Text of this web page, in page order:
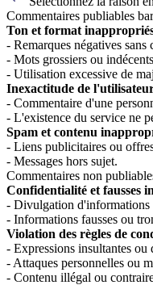
Commentaires publiables
Ton et format
- Remarques négatives
- Mots grossiers ou
- Utilisation excessive de
Inexactitude de
- Commentaire d'une
- L'existence du service ne
Spam et contenu
- Liens publicitaires ou
- Messages hors sujet.
Commentaires non
Confidentialité et fausses
- Divulgation d'informations
- Informations fausses ou
Violation des règles de
- Expressions insultantes ou
- Attaques personnelles ou
- Contenu illégal ou